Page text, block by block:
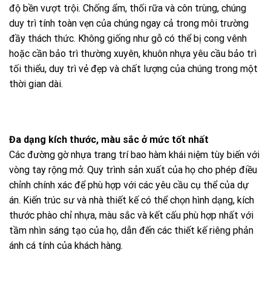
độ bền vượt trội. Chống ẩm, thối rữa và côn trùng, chúng
duy trì tính toàn vẹn của chúng ngay cả trong môi trường
đầy thách thức. Không giống như gỗ có thể bị cong vênh
hoặc cần bảo trì thường xuyên, khuôn nhựa yêu cầu bảo trì
tối thiểu, duy trì vẻ đẹp và chất lượng của chúng trong một
thời gian dài.
Đa dạng kích thước, màu sắc ở mức tốt nhất
Các đường gờ nhựa trang trí bao hàm khái niệm tùy biến với
vòng tay rộng mở. Quy trình sản xuất của họ cho phép điều
chỉnh chính xác để phù hợp với các yêu cầu cụ thể của dự
án. Kiến trúc sư và nhà thiết kế có thể chọn hình dạng, kích
thước phào chỉ nhựa, màu sắc và kết cấu phù hợp nhất với
tầm nhìn sáng tạo của họ, dẫn đến các thiết kế riêng phản
ánh cá tính của khách hàng.